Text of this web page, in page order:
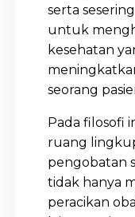
serta
untuk
kesehatan
seorang
Pada filosofi
ruang
pengobatan
tidak hanya
peracikan